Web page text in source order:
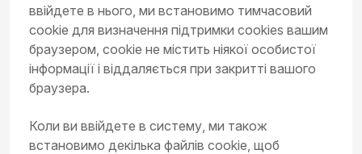
ввійдете в нього, ми встановимо тимчасовий
cookie для визначення підтримки cookies вашим
браузером, cookie не містить ніякої особистої
інформації і віддаляється при закритті вашого
браузера.
Коли ви ввійдете в систему, ми також
встановимо декілька файлів cookie, щоб